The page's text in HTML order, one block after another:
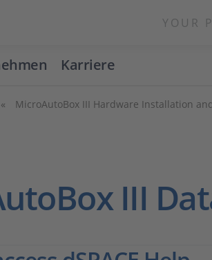
YOUR
Karriere
MicroAutoBox III Hardware Installation
III